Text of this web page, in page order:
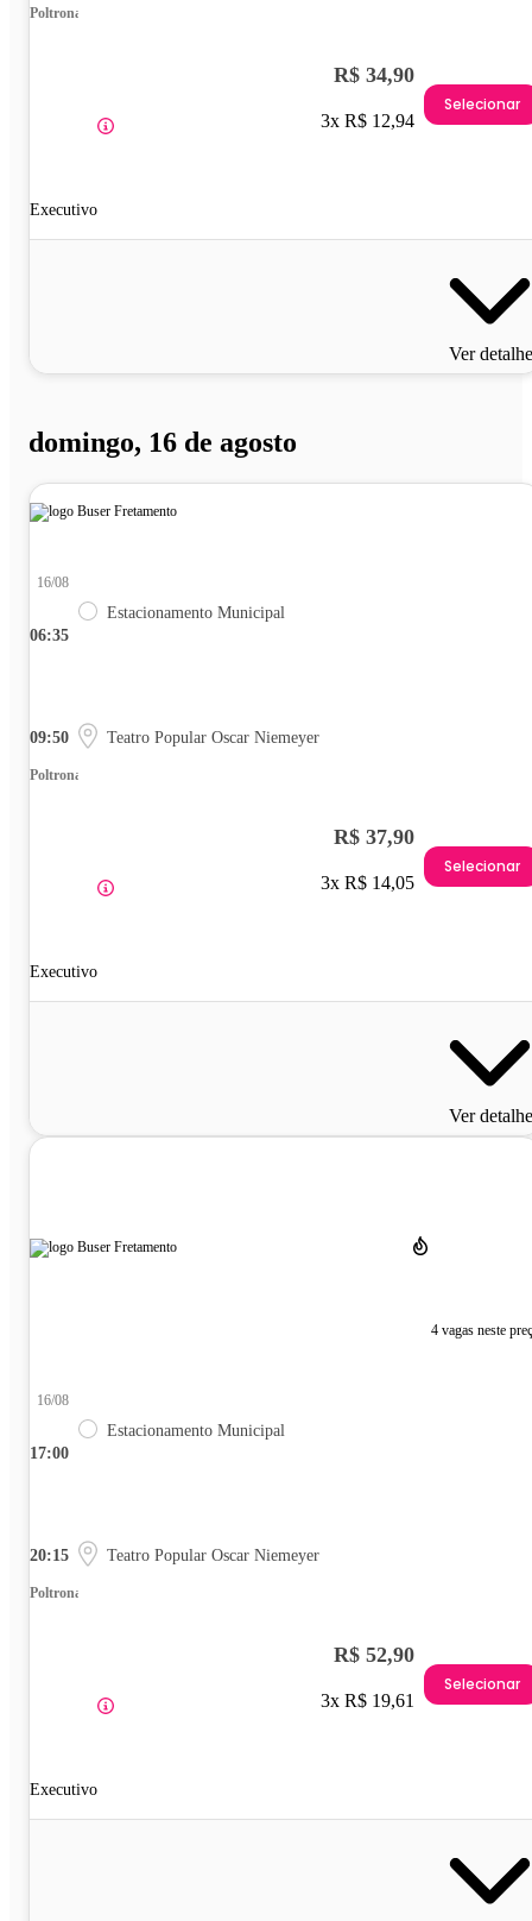
Poltrona
Executivo
R$ 34,90
3x R$ 12,94
Selecionar
Ver
domingo, 16 de agosto
06:35
16/08
Estacionamento Municipal
09:50 Teatro Popular Oscar Niemeyer
Poltrona
Executivo
R$ 37,90
3x R$ 14,05
Selecionar
Ver
4 vagas neste
17:00
16/08
Estacionamento Municipal
20:15 Teatro Popular Oscar Niemeyer
Poltrona
Executivo
R$ 52,90
3x R$ 19,61
Selecionar